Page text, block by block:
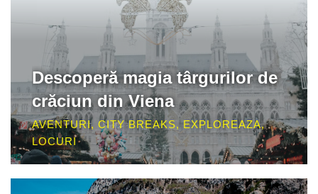
Descoperă magia târgurilor de
crăciun din Viena
AVENTURI, CITY BREAKS,EXPLOREAZA,
LOCURI